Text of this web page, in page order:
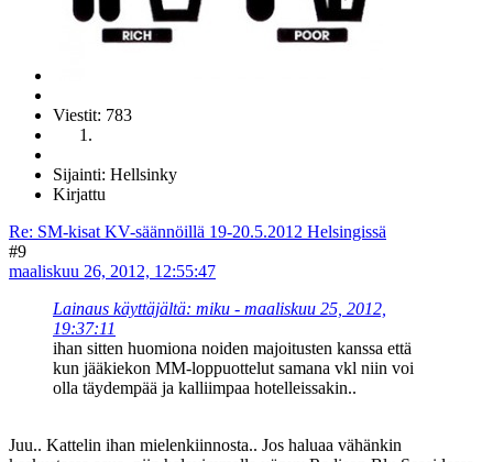
Viestit: 783
Sijainti: Hellsinky
Kirjattu
Re: SM-kisat KV-säännöillä 19-20.5.2012 Helsingissä
#9
maaliskuu 26, 2012, 12:55:47
Lainaus käyttäjältä: miku - maaliskuu 25, 2012,
19:37:11
ihan sitten huomiona noiden majoitusten kanssa että
kun jääkiekon MM-loppuottelut samana vkl niin voi
olla täydempää ja kalliimpaa hotelleissakin..
Juu.. Kattelin ihan mielenkiinnosta.. Jos haluaa vähänkin